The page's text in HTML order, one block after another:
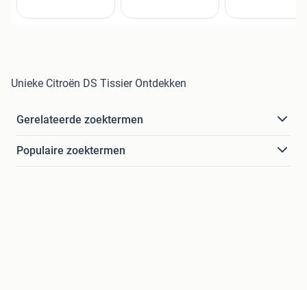
Unieke Citroën DS Tissier Ontdekken
Gerelateerde zoektermen
Populaire zoektermen